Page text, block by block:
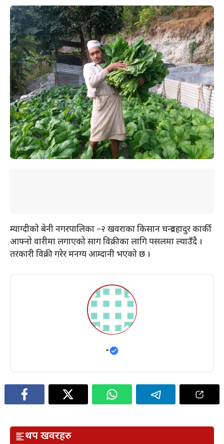
म्याग्दीको बेनी नगरपालिका –२ खवराका किसान चन्द्रवहादुर कार्की
आफ्नो वारीमा लगाएको साग विक्रीका लागि पसलमा ल्याउँदै ।
तरकारी विक्री गरेर मनग्य आम्दानी भएको छ ।
-
थप खवरहरु